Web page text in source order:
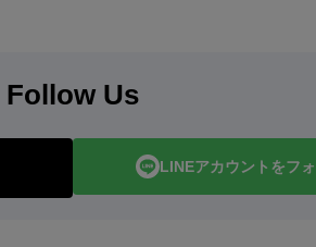
Follow Us
LINEアカウントをフ